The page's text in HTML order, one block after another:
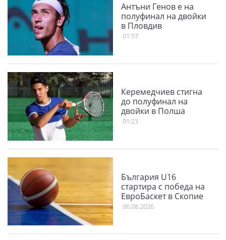
Антъни Генов е на
полуфинал на двойки
в Пловдив
01:57
Керемедчиев стигна
до полуфинал на
двойки в Полша
01:23
България U16
стартира с победа на
ЕвроБаскет в Скопие
06.08.2026